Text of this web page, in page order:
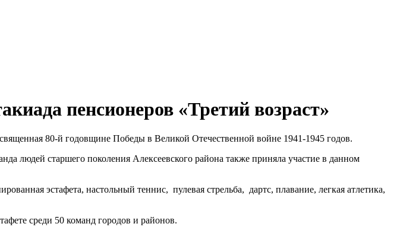
пенсионеров «Третий возраст»
80-й годовщине Победы в Великой Отечественной войне 1941-1945 годов.
людей старшего поколения Алексеевского района также приняла участие в данном
эстафета, настольный теннис, пулевая стрельба, дартс, плавание, легкая атлетика,
среди 50 команд городов и районов.